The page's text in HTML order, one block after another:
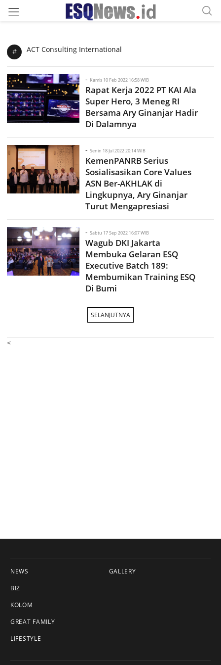
# ACT Consulting International
- Kamis 10 Feb 2022 16:58 WIB
Rapat Kerja 2022 PT KAI Ala
Super Hero, 3 Meneg RI
Bersama Ary Ginanjar Hadir
Di Dalamnya
- Senin 18 Jul 2022 20:14 WIB
KemenPANRB Serius
Sosialisasikan Core Values
ASN Ber-AKHLAK di
Lingkupnya, Ary Ginanjar
Turut Mengapresiasi
- Sabtu 17 Sep 2022 16:07 WIB
Wagub DKI Jakarta
Membuka Gelaran ESQ
Executive Batch 189:
Membumikan Training ESQ
Di Bumi
SELANJUTNYA
<
NEWS
BIZ
KOLOM
GREAT FAMILY
LIFESTYLE
GALLERY